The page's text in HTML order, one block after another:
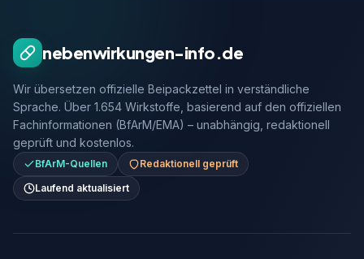
nebenwirkungen-info.de
Wir übersetzen offizielle Beipackzettel in verständliche
Sprache. Über 1.654 Wirkstoffe, basierend auf den offiziellen
Fachinformationen (BfArM/EMA) – unabhängig, redaktionell
geprüft und kostenlos.
BfArM-Quellen
Redaktionell geprüft
Laufend aktualisiert